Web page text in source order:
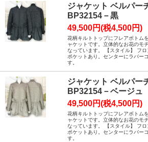
ジャケット ベルパー
BP32154－黒
49,500円(税4,500円)
花柄キルトトップにフレアボトム
ャケットです。立体的なお花のモ
なっています。 【スタイル】 フロ
ポケットあり。センターにラバー
す。
ジャケット ベルパー
BP32154－ベージュ
49,500円(税4,500円)
花柄キルトトップにフレアボトム
ャケットです。立体的なお花のモ
なっています。 【スタイル】 フロ
ポケットあり。センターにラバー
す。